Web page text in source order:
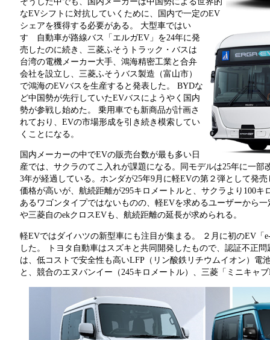
なEVシフトに対抗していくために、国内で一定のEV
シェアを獲得する必要がある。 大型車ではい
すゞ自動車が路線バス「エルガEV」を24年に発
売したのに続き、三菱ふそうトラック・バスは
台湾の電機メーカー大手、鴻海精密工業と合弁
会社を設立し、三菱ふそうバス製造（富山市）
で鴻海のEVバスを生産すると発表した。 BYDな
ど中国勢が先行していたEVバスにようやく国内
勢が参戦し始めた。 乗用車でも新商品が計画さ
れており、EVの市場形成を引き続き模索してい
くことになる。
国内メーカーの中でEVの販売台数が最も多い日
産では、サクラのてこ入れが課題になる。同モデルは25年に一部
3年が経過している。ホンダが25年9月に軽EVの第２弾として発
価格が高いが、航続距離が295キロメートルと、サクラより100
あるワゴンタイプではないものの、軽EVを求めるユーザーから
や三菱自のekクロスEVも、航続距離の延長が求められる。
軽EVではダイハツの新型車にも注目が集まる。 ２月に初のEV「
した。 トヨタ自動車はスズキと共同開発したもので、認証不正
は、低コストで安全性も高いLFP（リン酸鉄リチウムイオン）電
と、競合のエヌバンイー（245キロメートル）、三菱「ミニキャ